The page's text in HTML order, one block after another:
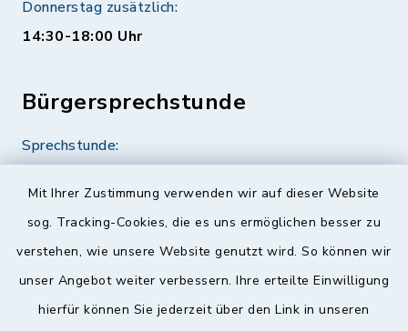
Mit Ihrer Zustimmung verwenden wir auf dieser Website
sog. Tracking-Cookies, die es uns ermöglichen besser zu
verstehen, wie unsere Website genutzt wird. So können wir
unser Angebot weiter verbessern. Ihre erteilte Einwilligung
hierfür können Sie jederzeit über den Link in unseren
Donnerstag zusätzlich:
14:30-18:00 Uhr
Bürgersprechstunde
Sprechstunde:
Quicklinks
Landkreis Lichtenfels